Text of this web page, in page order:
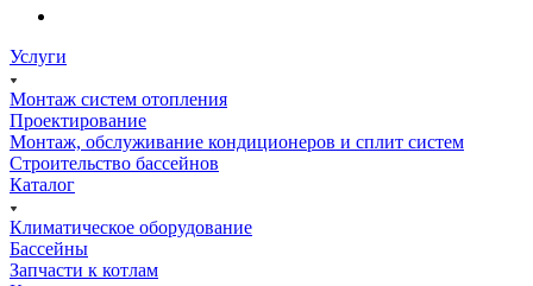
Услуги
Монтаж систем отопления
Проектирование
Монтаж, обслуживание кондиционеров и сплит систем
Строительство бассейнов
Каталог
Климатическое оборудование
Бассейны
Запчасти к котлам